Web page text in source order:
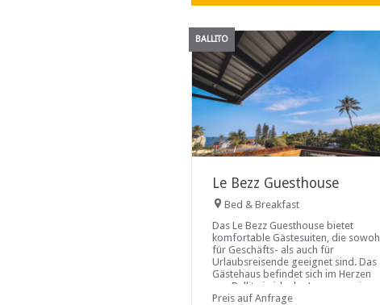
BALLITO
Le Bezz Guesthouse
Bed & Breakfast
Das Le Bezz Guesthouse bietet
komfortable Gästesuiten, die sowohl
für Geschäfts- als auch für
Urlaubsreisende geeignet sind. Das
Gästehaus befindet sich im Herzen
von Ballito in idealer Lage, nur eine
Straße vom Strand entfernt
Preis auf Anfrage